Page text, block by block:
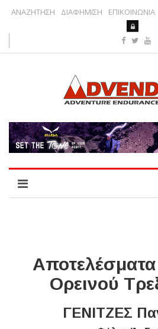
ΑΝΑΖΗΤΗΣΗ ΔΙΑΦΗΜΙΣΗ ΕΠΙΚΟΙΝΩΝΙΑ
Ορεινού
ΓΕΝΙΤΖΕΣ